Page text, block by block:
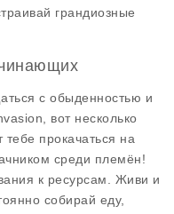
грандиозные
с обыденностью и
вот несколько
прокачаться на
среди племён!
к ресурсам. Живи и
собирай еду,